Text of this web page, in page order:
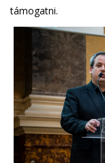
támogatni.